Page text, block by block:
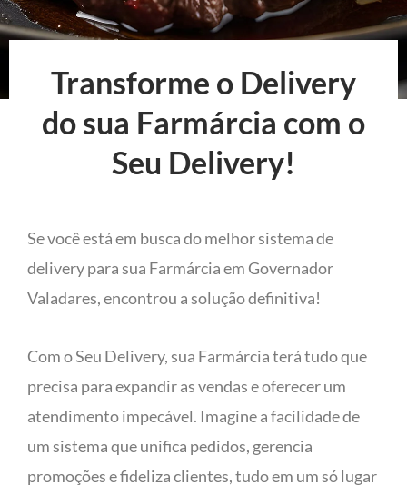
Transforme o Delivery
do sua Farmárcia com o
Seu Delivery!
Se você está em busca do melhor sistema de
delivery para sua Farmárcia em Governador
Valadares, encontrou a solução definitiva!
Com o Seu Delivery, sua Farmárcia terá tudo que
precisa para expandir as vendas e oferecer um
atendimento impecável. Imagine a facilidade de
um sistema que unifica pedidos, gerencia
promoções e fideliza clientes, tudo em um só lugar